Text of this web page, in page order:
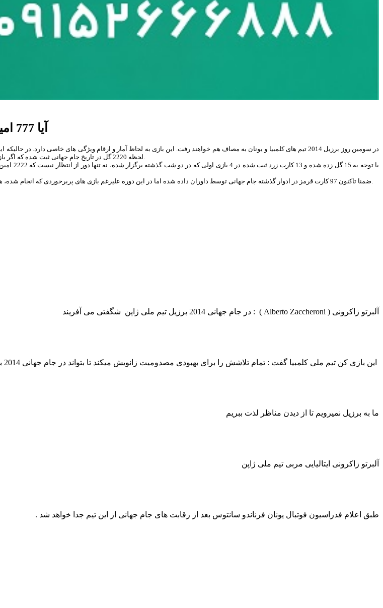
آیا 777 امین بازی تاریخ جام جهانی با 2222 امین گل همراه خواهد بود؟
آلبرتو زاکرونی ( Alberto Zaccheroni ) : در جام جهانی 2014 برزیل تیم ملی ژاپن شگفتی می آفریند
این بازی کن تیم ملی کلمبیا گفت : تمام تلاشش را برای بهبودی مصدومیت زانویش میکند تا بتواند در جام جهانی 2014 بازی کند
ما به برزیل نمیرویم تا از دیدن مناظر لذت ببریم
آلبرتو زاکرونی ایتالیایی مربی تیم ملی ژاپن
طبق اعلام فدراسیون فوتبال یونان فرناندو سانتوس بعد از رقابت های جام جهانی از این تیم جدا خواهد شد .